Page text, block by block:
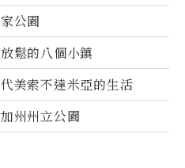
公園
鬆的八個小鎮
美索不達米亞的生活
州州立公園